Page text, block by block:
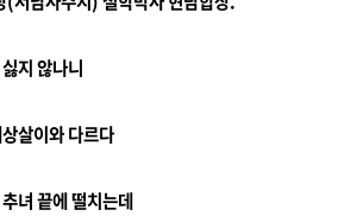
지 않나니
살이와 다르다
녀 끝에 떨치는데